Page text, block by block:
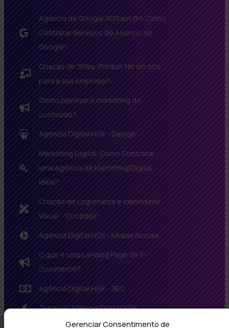
Gerenciar Consentimento de
Agência de Google ADS em BH: Como
Contratar Serviços de Anúncio no
Google?
Criação de Sites: Porquê ter um site
para a sua empresa?
Como planejar o marketing de
conteúdo?
Agência Digital HGX - Design
Marketing Digital: Como Contratar
uma Agência de Marketing Digital
Ideal?
Criação de Logomarca e Identidade
Visual – Contrate!
Agência Digital HGX - Mídias Sociais
O que é uma Landing Page de E-
Commerce?
Agência Digital HGX - SEO
Tutoriais Agência Digital HGX